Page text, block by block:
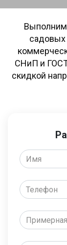
садовых
СНиП и
скидкой